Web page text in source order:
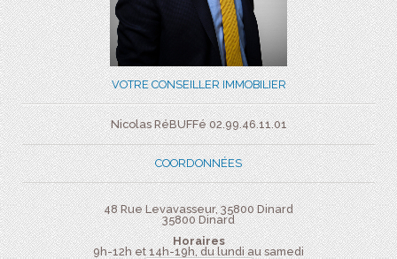
VOTRE CONSEILLER IMMOBILIER
Nicolas RéBUFFé 02.99.46.11.01
COORDONNÉES
48 Rue Levavasseur, 35800 Dinard
35800 Dinard
Horaires
9h-12h et 14h-19h, du lundi au samedi